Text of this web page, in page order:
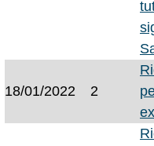
18/01/2022 2